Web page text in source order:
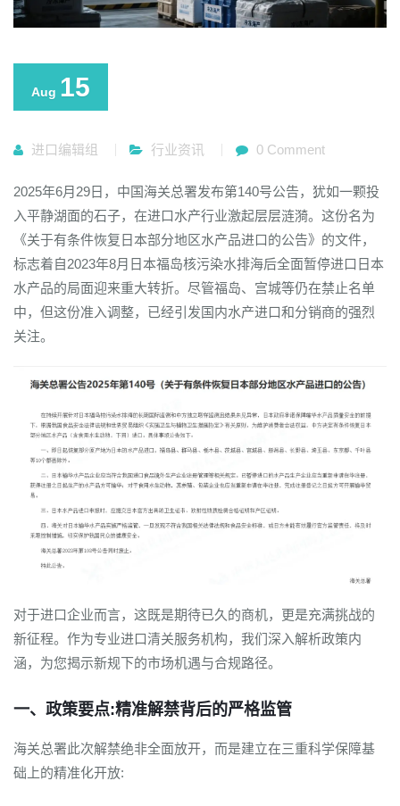
Aug 15
进口编辑组 行业资讯 0 Comment
2025年6月29日，中国海关总署发布第140号公告，犹如一颗投
入平静湖面的石子，在进口水产行业激起层层涟漪。这份名为
《关于有条件恢复日本部分地区水产品进口的公告》的文件，
标志着自2023年8月日本福岛核污染水排海后全面暂停进口日本
水产品的局面迎来重大转折。尽管福岛、宫城等仍在禁止名单
中，但这份准入调整，已经引发国内水产进口和分销商的强烈
关注。
对于进口企业而言，这既是期待已久的商机，更是充满挑战的
新征程。作为专业进口清关服务机构，我们深入解析政策内
涵，为您揭示新规下的市场机遇与合规路径。
一、政策要点:精准解禁背后的严格监管
海关总署此次解禁绝非全面放开，而是建立在三重科学保障基
础上的精准化开放: